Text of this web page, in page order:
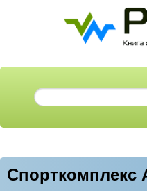
Спорткомплекс